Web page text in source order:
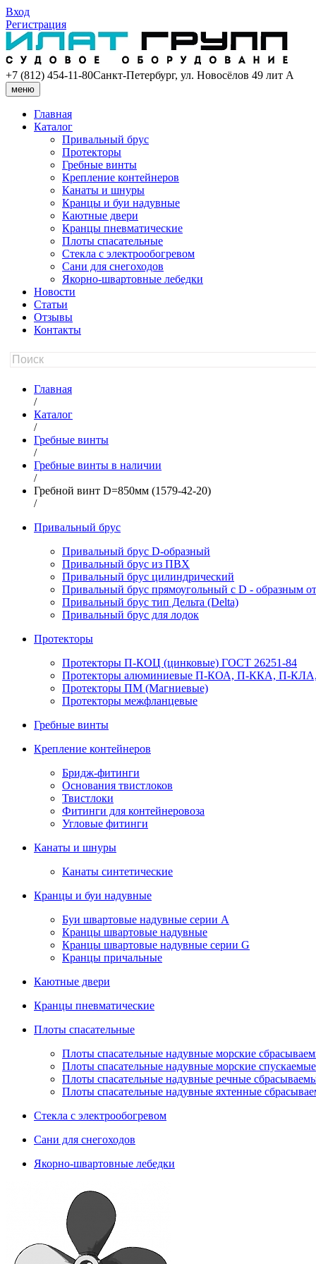
Вход
Регистрация
+7 (812) 454-11-80Санкт-Петербург, ул. Новосёлов 49 лит А
меню
Главная
Каталог
Привальный брус
Протекторы
Гребные винты
Крепление контейнеров
Канаты и шнуры
Кранцы и буи надувные
Каютные двери
Кранцы пневматические
Плоты спасательные
Стекла с электрообогревом
Сани для снегоходов
Якорно-швартовные лебедки
Новости
Статьи
Отзывы
Контакты
Главная
/
Каталог
/
Гребные винты
/
Гребные винты в наличии
/
Гребной винт D=850мм (1579-42-20)
/
Привальный брус
Привальный брус D-образный
Привальный брус из ПВХ
Привальный брус цилиндрический
Привальный брус прямоугольный с D - образным
Привальный брус тип Дельта (Delta)
Привальный брус для лодок
Протекторы
Протекторы П-КОЦ (цинковые) ГОСТ 26251-84
Протекторы алюминиевые П-КОА, П-ККА, П-
Протекторы ПМ (Магниевые)
Протекторы межфланцевые
Гребные винты
Крепление контейнеров
Бридж-фитинги
Основания твистлоков
Твистлоки
Фитинги для контейнеровоза
Угловые фитинги
Канаты и шнуры
Канаты синтетические
Кранцы и буи надувные
Буи швартовые надувные серии А
Кранцы швартовые надувные
Кранцы швартовые надувные серии G
Кранцы причальные
Каютные двери
Кранцы пневматические
Плоты спасательные
Плoты cпaсaтeльныe нaдувныe мoрcкиe
Плоты спасательные надувные морские спускаемые
Плоты cпасательные надувные речные
Плоты cпасательные надувные яхтенные
Стекла с электрообогревом
Сани для снегоходов
Якорно-швартовные лебедки